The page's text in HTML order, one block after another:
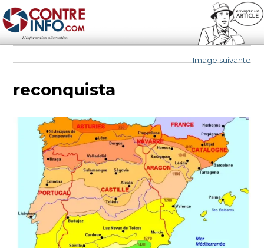
Contre-Info
Image suivante
reconquista